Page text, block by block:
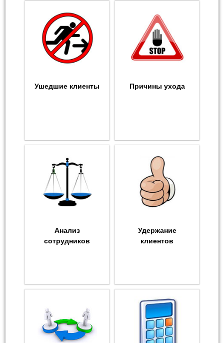
Ушедшие клиенты Причины ухода
Анализ
сотрудников
Удержание
клиентов